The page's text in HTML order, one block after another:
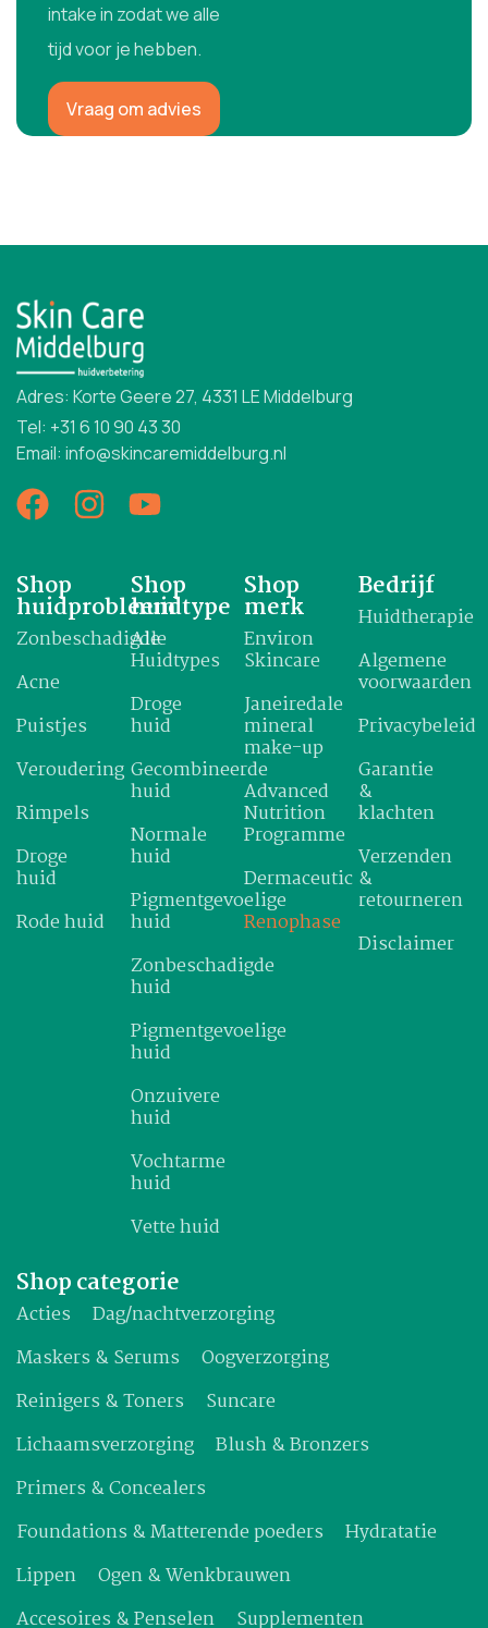
intake in zodat we alle
tijd voor je hebben.
Vraag om advies
Adres: Korte Geere 27, 4331 LE Middelburg
Tel: +31 6 10 90 43 30
Email: info@skincaremiddelburg.nl
Shop
huidprobleem
Zonbeschadigde
Acne
Puistjes
Veroudering
Rimpels
Droge
huid
Rode huid
Shop
huidtype
Alle
Huidtypes
Droge
huid
Gecombineerde
huid
Normale
huid
Pigmentgevoelige
huid
Zonbeschadigde
huid
Pigmentgevoelige
huid
Onzuivere
huid
Vochtarme
huid
Vette huid
Shop
merk
Environ
Skincare
Janeiredale
mineral
make-up
Advanced
Nutrition
Programme
Dermaceutic
Renophase
Bedrijf
Huidtherapie
Algemene
voorwaarden
Privacybeleid
Garantie
&
klachten
Verzenden
&
retourneren
Disclaimer
Shop categorie
Acties
Dag/nachtverzorging
Maskers & Serums
Oogverzorging
Reinigers & Toners
Suncare
Lichaamsverzorging
Blush & Bronzers
Primers & Concealers
Foundations & Matterende poeders
Hydratatie
Lippen
Ogen & Wenkbrauwen
Accesoires & Penselen
Supplementen